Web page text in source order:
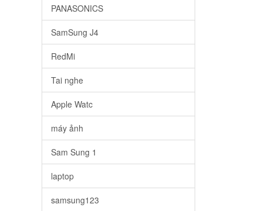
PANASONICS
SamSung J4
RedMi
Tai nghe
Apple Watc
máy ảnh
Sam Sung 1
laptop
samsung123